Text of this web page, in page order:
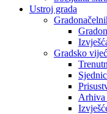
Ustroj grada
Gradsko
Arhiva